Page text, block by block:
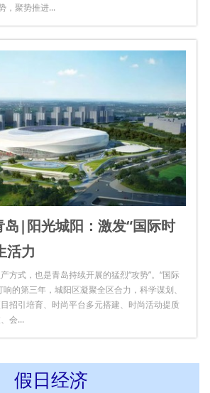
，聚势推进...
岛|阳光城阳：激发“国际时
活力
方式，也是青岛持续开展的猛烈“攻势”。​“国际
的第三年，城阳区凝聚全区合力，科学谋划、
招引培育、时尚平台多元搭建、时尚活动提质
会...
假日经济